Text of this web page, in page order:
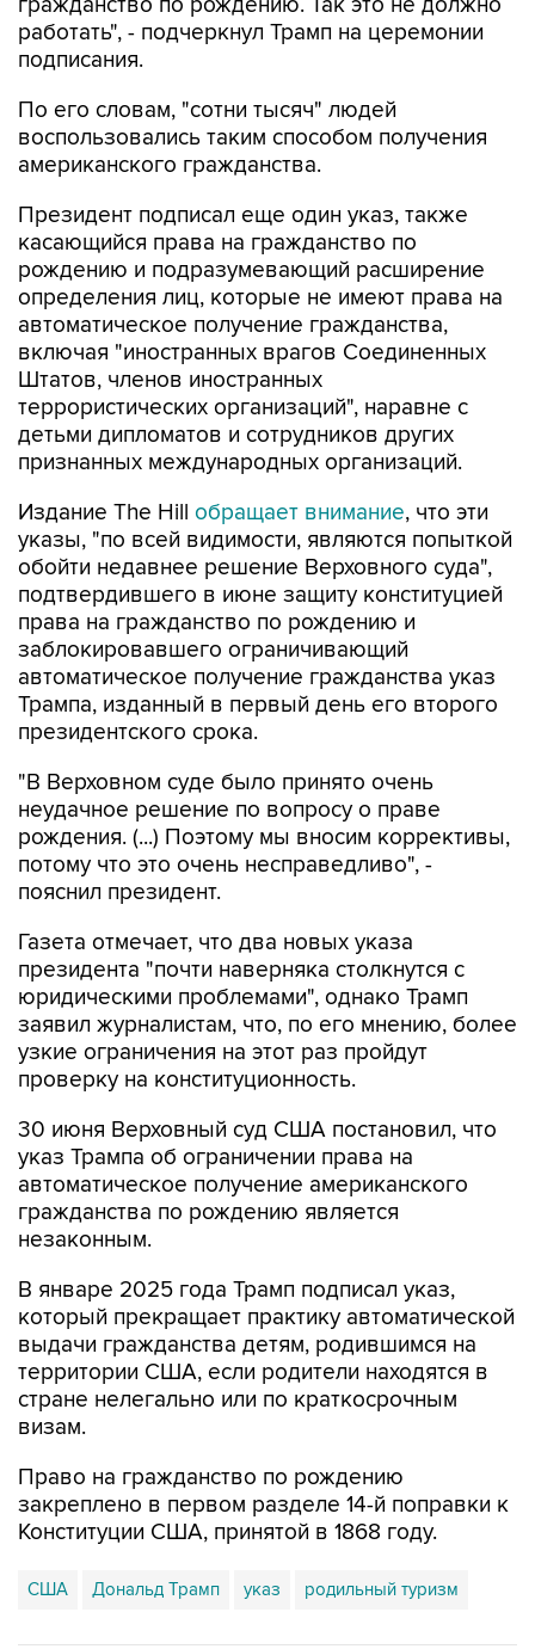
гражданство по рождению. Так это не должно
работать", - подчеркнул Трамп на церемонии
подписания.
По его словам, "сотни тысяч" людей
воспользовались таким способом получения
американского гражданства.
Президент подписал еще один указ, также
касающийся права на гражданство по
рождению и подразумевающий расширение
определения лиц, которые не имеют права на
автоматическое получение гражданства,
включая "иностранных врагов Соединенных
Штатов, членов иностранных
террористических организаций", наравне с
детьми дипломатов и сотрудников других
признанных международных организаций.
Издание The Hill обращает внимание, что эти
указы, "по всей видимости, являются попыткой
обойти недавнее решение Верховного суда",
подтвердившего в июне защиту конституцией
права на гражданство по рождению и
заблокировавшего ограничивающий
автоматическое получение гражданства указ
Трампа, изданный в первый день его второго
президентского срока.
"В Верховном суде было принято очень
неудачное решение по вопросу о праве
рождения. (...) Поэтому мы вносим коррективы,
потому что это очень несправедливо", -
пояснил президент.
Газета отмечает, что два новых указа
президента "почти наверняка столкнутся с
юридическими проблемами", однако Трамп
заявил журналистам, что, по его мнению, более
узкие ограничения на этот раз пройдут
проверку на конституционность.
30 июня Верховный суд США постановил, что
указ Трампа об ограничении права на
автоматическое получение американского
гражданства по рождению является
незаконным.
В январе 2025 года Трамп подписал указ,
который прекращает практику автоматической
выдачи гражданства детям, родившимся на
территории США, если родители находятся в
стране нелегально или по краткосрочным
визам.
Право на гражданство по рождению
закреплено в первом разделе 14-й поправки к
Конституции США, принятой в 1868 году.
США Дональд Трамп указ родильный туризм